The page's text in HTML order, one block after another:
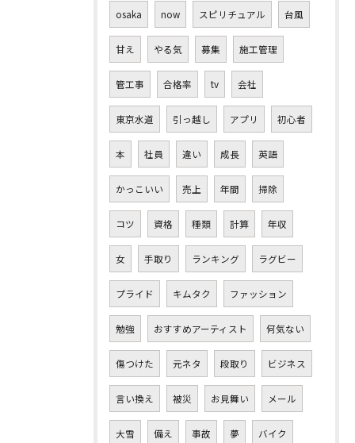
osaka now スピリチュアル 台風
甘え やる気 募集 施工管理
管工事 合格率 tv 会社
東京水道 引っ越し アプリ 初心者
本 社員 違い 成長 英語
かっこいい 売上 年間 掃除
コツ 資格 種類 計算 年収
女 手取り ランキング ラグビー
プライド キムタク ファッション
勉強 おすすめアーティスト 何気ない
傷つけた 元ネタ 段取り ビジネス
言い換え 被災 お見舞い メール
大雪 備え 事故 夢 バイク